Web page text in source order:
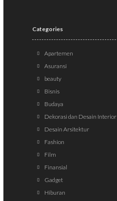
Categories
Apartemen
Asuransi
beauty
Bisnis
Budaya
Dekorasi dan Desain Interior
Desain Arsitektur
Fashion
Film
Finansial
Gadget
Hiburan